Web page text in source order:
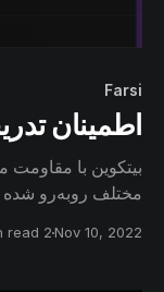
Farsi
اطمینان
بیتکوین با
مختلف روبه‌رو شده
سرمایه‌گذاران
Nov 10, 2022
2 min read